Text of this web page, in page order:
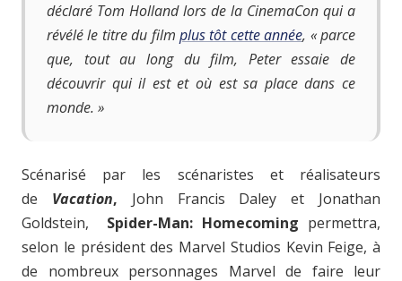
déclaré Tom Holland lors de la CinemaCon qui a
révélé le titre du film plus tôt cette année, « parce
que, tout au long du film, Peter essaie de
découvrir qui il est et où est sa place dans ce
monde. »
Scénarisé par les scénaristes et réalisateurs
de Vacation, John Francis Daley et Jonathan
Goldstein, Spider-Man: Homecoming permettra,
selon le président des Marvel Studios Kevin Feige, à
de nombreux personnages Marvel de faire leur